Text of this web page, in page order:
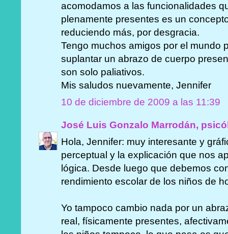
acomodamos a las funcionalidades
plenamente presentes es un
reduciendo más, por desgracia.
Tengo muchos amigos por el mundo
suplantar un abrazo de cuerpo
son solo paliativos.
Mis saludos nuevamente, Jennifer
10 de diciembre de 2009 a las 11:39
José Luis Gonzalo Marrodán,
Hola, Jennifer: muy interesante y
perceptual y la explicación que nos
lógica. Desde luego que debemos
rendimiento escolar de los niños de
Yo tampoco cambio nada por un
real, físicamente presentes,